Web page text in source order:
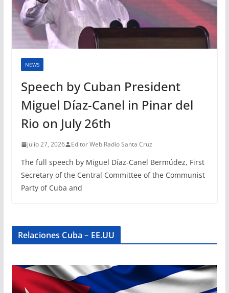
NEWS
Speech by Cuban President
Miguel Díaz-Canel in Pinar del
Rio on July 26th
julio 27, 2026 Editor Web Radio Santa Cruz
The full speech by Miguel Díaz-Canel Bermúdez, First
Secretary of the Central Committee of the Communist
Party of Cuba and
Relaciones Cuba – EE.UU